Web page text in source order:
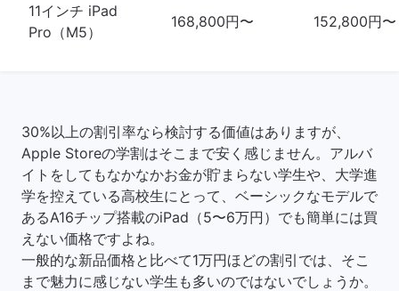
11インチ iPad
Pro（M5）
168,800円〜 152,800円〜
30%以上の割引率なら検討する価値はありますが、
Apple Storeの学割はそこまで安く感じません。アルバ
イトをしてもなかなかお金が貯まらない学生や、大学進
学を控えている高校生にとって、ベーシックなモデルで
あるA16チップ搭載のiPad（5〜6万円）でも簡単には買
えない価格ですよね。
一般的な新品価格と比べて1万円ほどの割引では、そこ
まで魅力に感じない学生も多いのではないでしょうか。